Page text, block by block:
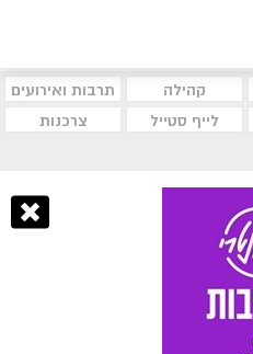
קהילה
תרבות ואירועים
לייף סטייל
צרכנות